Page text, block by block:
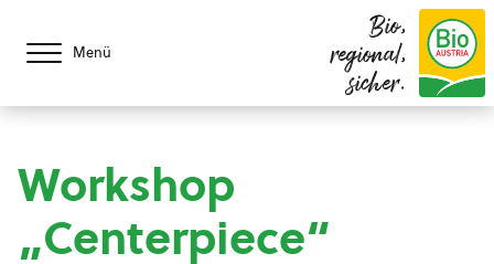
Menü
Bio,
regional,
sicher.
Workshop
„Centerpiece“